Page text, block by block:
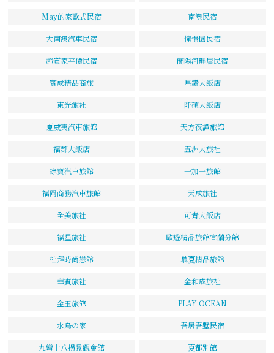
May的家歐式民宿 南澳民宿
大南澳汽車民宿 憧憬園民宿
超質家平價民宿 蘭陽河畔居民宿
賓成精品商旅 星鑽大飯店
東光旅社 阡碩大飯店
夏威夷汽車旅館 天方夜譚旅館
福郡大飯店 五洲大旅社
綠寶汽車旅館 一加一旅館
福岡商務汽車旅館 天成旅社
全美旅社 可青大飯店
福星旅社 歐遊精品旅館宜蘭分館
杜拜時尚戀館 慕夏精品旅館
華賓旅社 金和成旅社
金玉旅館 PLAY OCEAN
水鳥の家 吾居吾墅民宿
九彎十八拐景觀會館 夏都別館